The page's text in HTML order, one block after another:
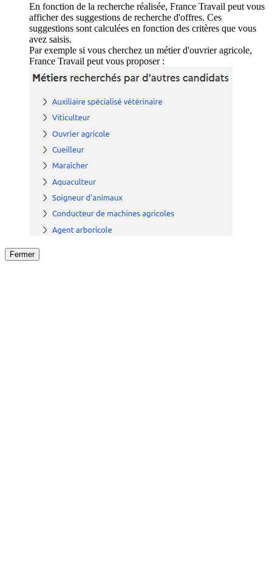
En fonction de la recherche réalisée, France Travail peut vous
afficher des suggestions de recherche d'offres. Ces
suggestions sont calculées en fonction des critères que vous
avez saisis.
Par exemple si vous cherchez un métier d'ouvrier agricole,
France Travail peut vous proposer :
Fermer